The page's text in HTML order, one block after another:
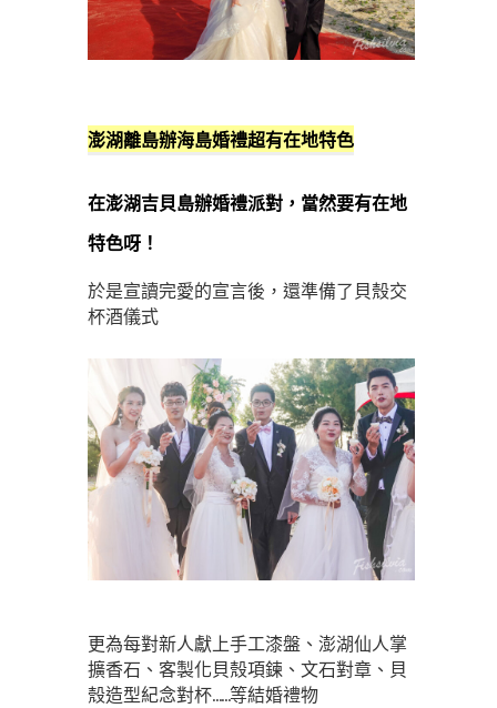
澎湖離島辦海島婚禮超有在地特色
在澎湖吉貝島辦婚禮派對，當然要有在地
特色呀！
於是宣讀完愛的宣言後，還準備了貝殼交
杯酒儀式
更為每對新人獻上手工漆盤、澎湖仙人掌
擴香石、客製化貝殼項鍊、文石對章、貝
殼造型紀念對杯……等結婚禮物